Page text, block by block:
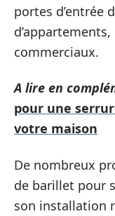
portes d’entrée
commerciaux.
A lire en
pour une
votre maison
De nombreux
de barillet pour
son installation